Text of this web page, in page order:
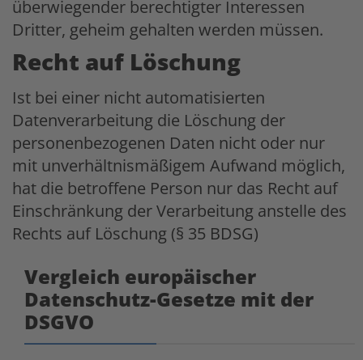
überwiegender berechtigter Interessen
Dritter, geheim gehalten werden müssen.
Recht auf Löschung
Ist bei einer nicht automatisierten
Datenverarbeitung die Löschung der
personenbezogenen Daten nicht oder nur
mit unverhältnismäßigem Aufwand möglich,
hat die betroffene Person nur das Recht auf
Einschränkung der Verarbeitung anstelle des
Rechts auf Löschung (§ 35 BDSG)
Vergleich europäischer
Datenschutz-Gesetze mit der
DSGVO